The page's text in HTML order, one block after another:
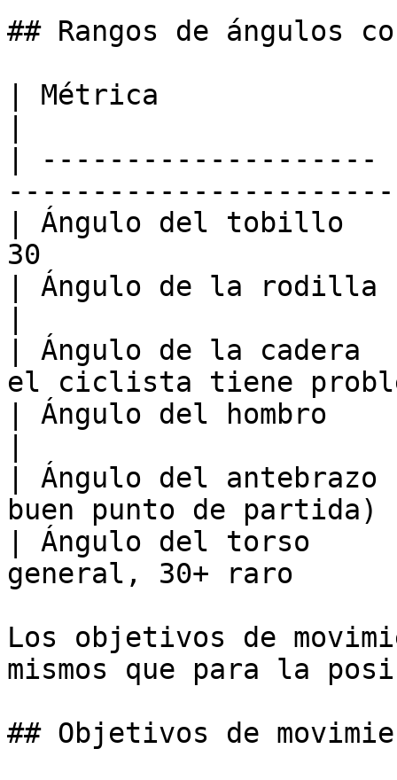
## Rangos de ángulos
| Métrica              |
|
| Ángulo del tobillo   |
30
| Ángulo de la rodilla |
| Ángulo de la cadera
el ciclista tiene
| Ángulo del hombro
| Ángulo del
buen punto de
| Ángulo del torso
general, 30+ raro
Los objetivos de
mismos que para la
## Objetivos de